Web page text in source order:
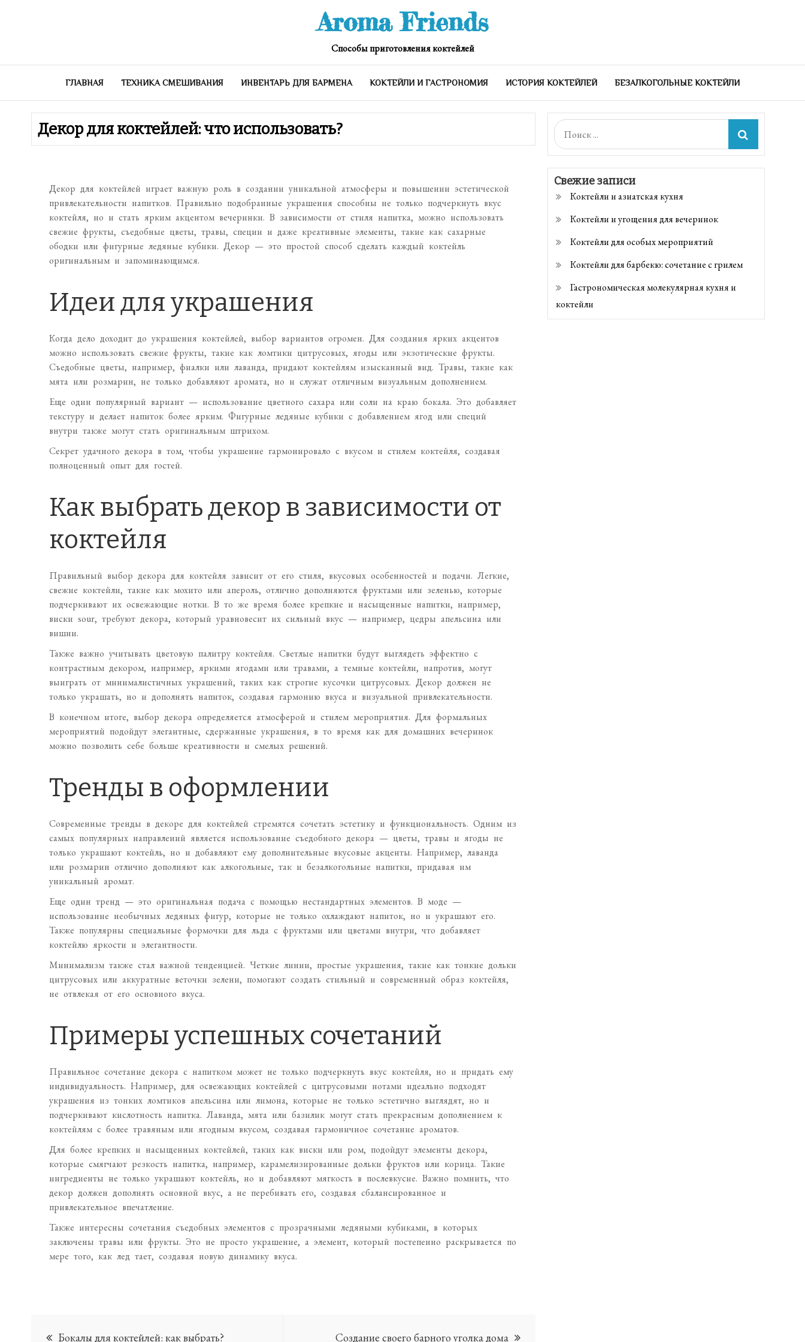
Aroma Friends
Способы приготовления коктейлей
ГЛАВНАЯ ТЕХНИКА СМЕШИВАНИЯ ИНВЕНТАРЬ ДЛЯ БАРМЕНА КОКТЕЙЛИ И ГАСТРОНОМИЯ ИСТОРИЯ КОКТЕЙЛЕЙ БЕЗАЛКОГОЛЬНЫЕ КОКТЕЙЛИ
Декор для коктейлей: что использовать?
Декор для коктейлей играет важную роль в создании уникальной атмосферы и повышении эстетической
привлекательности напитков. Правильно подобранные украшения способны не только подчеркнуть вкус
коктейля, но и стать ярким акцентом вечеринки. В зависимости от стиля напитка, можно использовать
свежие фрукты, съедобные цветы, травы, специи и даже креативные элементы, такие как сахарные
ободки или фигурные ледяные кубики. Декор — это простой способ сделать каждый коктейль
оригинальным и запоминающимся.
Идеи для украшения
Когда дело доходит до украшения коктейлей, выбор вариантов огромен. Для создания ярких акцентов
можно использовать свежие фрукты, такие как ломтики цитрусовых, ягоды или экзотические фрукты.
Съедобные цветы, например, фиалки или лаванда, придают коктейлям изысканный вид. Травы, такие как
мята или розмарин, не только добавляют аромата, но и служат отличным визуальным дополнением.
Еще один популярный вариант — использование цветного сахара или соли на краю бокала. Это добавляет
текстуру и делает напиток более ярким. Фигурные ледяные кубики с добавлением ягод или специй
внутри также могут стать оригинальным штрихом.
Секрет удачного декора в том, чтобы украшение гармонировало с вкусом и стилем коктейля, создавая
полноценный опыт для гостей.
Как выбрать декор в зависимости от
коктейля
Правильный выбор декора для коктейля зависит от его стиля, вкусовых особенностей и подачи. Легкие,
свежие коктейли, такие как мохито или апероль, отлично дополняются фруктами или зеленью, которые
подчеркивают их освежающие нотки. В то же время более крепкие и насыщенные напитки, например,
виски sour, требуют декора, который уравновесит их сильный вкус — например, цедры апельсина или
вишни.
Также важно учитывать цветовую палитру коктейля. Светлые напитки будут выглядеть эффектно с
контрастным декором, например, яркими ягодами или травами, а темные коктейли, напротив, могут
выиграть от минималистичных украшений, таких как строгие кусочки цитрусовых. Декор должен не
только украшать, но и дополнять напиток, создавая гармонию вкуса и визуальной привлекательности.
В конечном итоге, выбор декора определяется атмосферой и стилем мероприятия. Для формальных
мероприятий подойдут элегантные, сдержанные украшения, в то время как для домашних вечеринок
можно позволить себе больше креативности и смелых решений.
Тренды в оформлении
Современные тренды в декоре для коктейлей стремятся сочетать эстетику и функциональность. Одним из
самых популярных направлений является использование съедобного декора — цветы, травы и ягоды не
только украшают коктейль, но и добавляют ему дополнительные вкусовые акценты. Например, лаванда
или розмарин отлично дополняют как алкогольные, так и безалкогольные напитки, придавая им
уникальный аромат.
Еще один тренд — это оригинальная подача с помощью нестандартных элементов. В моде —
использование необычных ледяных фигур, которые не только охлаждают напиток, но и украшают его.
Также популярны специальные формочки для льда с фруктами или цветами внутри, что добавляет
коктейлю яркости и элегантности.
Минимализм также стал важной тенденцией. Четкие линии, простые украшения, такие как тонкие дольки
цитрусовых или аккуратные веточки зелени, помогают создать стильный и современный образ коктейля,
не отвлекая от его основного вкуса.
Примеры успешных сочетаний
Правильное сочетание декора с напитком может не только подчеркнуть вкус коктейля, но и придать ему
индивидуальность. Например, для освежающих коктейлей с цитрусовыми нотами идеально подходят
украшения из тонких ломтиков апельсина или лимона, которые не только эстетично выглядят, но и
подчеркивают кислотность напитка. Лаванда, мята или базилик могут стать прекрасным дополнением к
коктейлям с более травяным или ягодным вкусом, создавая гармоничное сочетание ароматов.
Для более крепких и насыщенных коктейлей, таких как виски или ром, подойдут элементы декора,
которые смягчают резкость напитка, например, карамелизированные дольки фруктов или корица. Такие
ингредиенты не только украшают коктейль, но и добавляют мягкость в послевкусие. Важно помнить, что
декор должен дополнять основной вкус, а не перебивать его, создавая сбалансированное и
привлекательное впечатление.
Также интересны сочетания съедобных элементов с прозрачными ледяными кубиками, в которых
заключены травы или фрукты. Это не просто украшение, а элемент, который постепенно раскрывается по
мере того, как лед тает, создавая новую динамику вкуса.
Бокалы для коктейлей: как выбрать? Создание своего барного уголка дома
Поиск:
Свежие записи
Коктейли и азиатская кухня
Коктейли и угощения для вечеринок
Коктейли для особых мероприятий
Коктейли для барбекю: сочетание с грилем
Гастрономическая молекулярная кухня и
коктейли